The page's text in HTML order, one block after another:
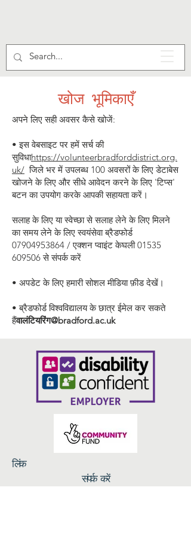
खोज भूमिकाएँ
अपने लिए सही अवसर कैसे खोजें:
• इस वेबसाइट पर हमें सर्च की
सुविधाhttps://volunteerbradforddistrict.org.
uk/ जिले भर में उपलब्ध 100 अवसरों के लिए डेटाबेस
खोजने के लिए और सीधे आवेदन करने के लिए 'टिप्स'
बटन का उपयोग करके आपकी सहायता करें।
सलाह के लिए या स्वेच्छा से सलाह लेने के लिए मिलने
का समय लेने के लिए स्वयंसेवा ब्रैडफोर्ड
07904953864 / एक्शन प्वाइंट केघली01535
609506से संपर्क करें
• अपडेट के लिए हमारी सोशल मीडिया फ़ीड देखें।
• ब्रैडफोर्ड विश्वविद्यालय के छात्र ईमेल कर सकते
हैंवालंटियरिंग@bradford.ac.uk
लिंक
संपर्क करें